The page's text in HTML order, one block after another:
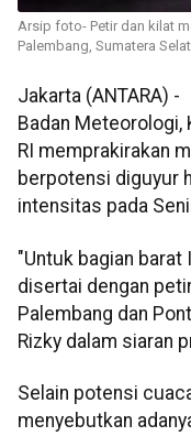
Arsip foto- Petir dan kilat
Palembang, Sumatera
Jakarta (ANTARA) -
Badan Meteorologi,
RI memprakirakan
berpotensi diguyur
intensitas pada
"Untuk bagian
disertai dengan
Palembang dan
Rizky dalam siaran
Selain potensi
menyebutkan